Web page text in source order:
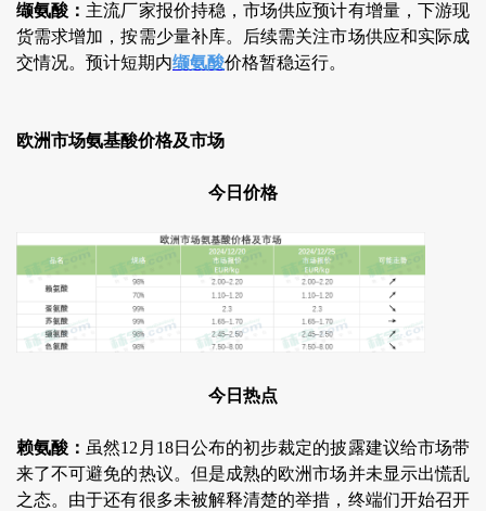
缬氨酸： 主流厂家报价持稳，市场供应预计有增量，下游现
货需求增加，按需少量补库。后续需关注市场供应和实际成
交情况。预计短期内缬氨酸价格暂稳运行。
欧洲市场氨基酸价格及市场
今日价格
今日热点
赖氨酸： 虽然12月18日公布的初步裁定的披露建议给市场带
来了不可避免的热议。但是成熟的欧洲市场并未显示出慌乱
之态。由于还有很多未被解释清楚的举措，终端们开始召开